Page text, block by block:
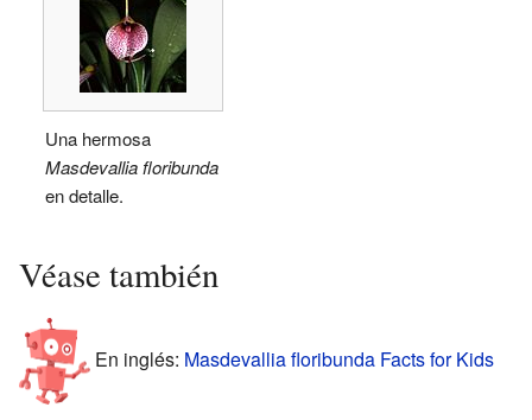
Una hermosa
Masdevallia floribunda
en detalle.
Véase también
En inglés: Masdevallia floribunda Facts for Kids